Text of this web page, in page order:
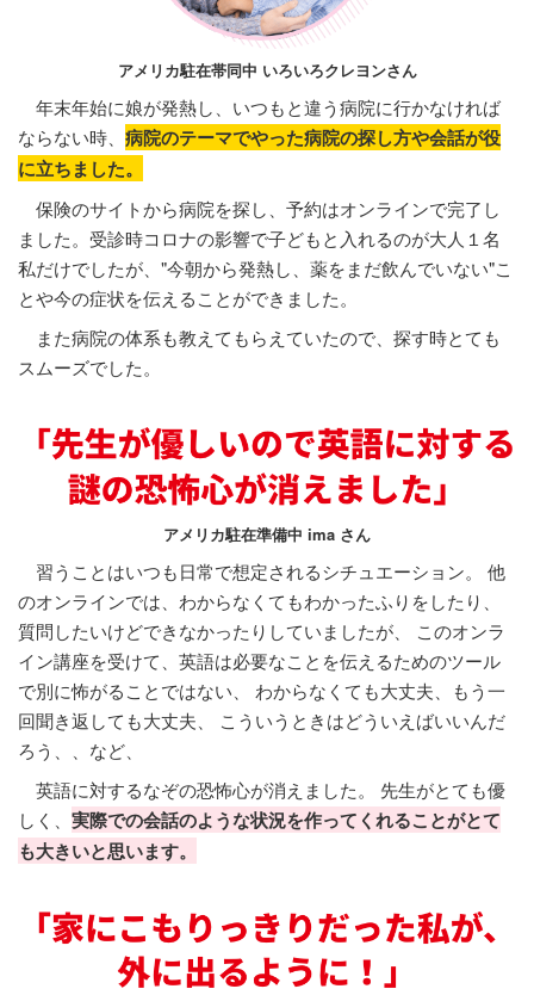
アメリカ駐在帯同中 いろいろクレヨンさん
年末年始に娘が発熱し、いつもと違う病院に行かなければ
ならない時、 病院のテーマでやった病院の探し方や会話が役
に立ちました。
保険のサイトから病院を探し、予約はオンラインで完了し
ました。受診時コロナの影響で子どもと入れるのが大人１名
私だけでしたが、"今朝から発熱し、薬をまだ飲んでいない"こ
とや今の症状を伝えることができました。
また病院の体系も教えてもらえていたので、探す時とても
スムーズでした。
アメリカ駐在準備中 ima さん
習うことはいつも日常で想定されるシチュエーション。 他
のオンラインでは、わからなくてもわかったふりをしたり、
質問したいけどできなかったりしていましたが、 このオンラ
イン講座を受けて、英語は必要なことを伝えるためのツール
で別に怖がることではない、 わからなくても大丈夫、もう一
回聞き返しても大丈夫、 こういうときはどういえばいいんだ
ろう、、など、
英語に対するなぞの恐怖心が消えました。 先生がとても優
しく、 実際での会話のような状況を作ってくれることがとて
も大きいと思います。